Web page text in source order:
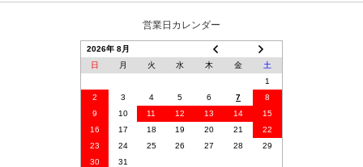
営業日カレンダー
2026年 8月
日
月 火 水 木 金
土
1
2
3 4 5 6 7
8
9
10 11 12 13 14
15
16
17 18 19 20 21
22
23
24 25 26 27 28
29
30
31